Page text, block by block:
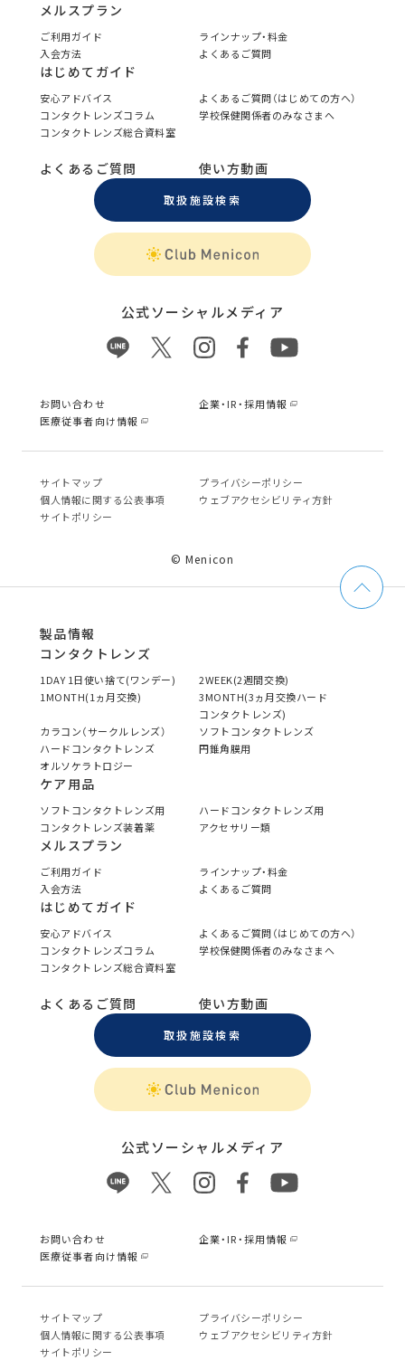
メルスプラン
ご利用ガイド
ラインナップ・料金
入会方法
よくあるご質問
はじめてガイド
安心アドバイス
よくあるご質問（はじめての方へ）
コンタクトレンズコラム
学校保健関係者のみなさまへ
コンタクトレンズ総合資料室
よくあるご質問 使い方動画
取扱施設検索
公式ソーシャルメディア
お問い合わせ
企業・IR・採用情報
医療従事者向け情報
サイトマップ
プライバシーポリシー
個⼈情報に関する公表事項
ウェブアクセシビリティ方針
サイトポリシー
© Menicon
製品情報
コンタクトレンズ
1DAY 1日使い捨て(ワンデー)
2WEEK(2週間交換)
1MONTH(1ヵ月交換)
3MONTH(3ヵ月交換ハード
コンタクトレンズ)
カラコン（サークルレンズ）
ソフトコンタクトレンズ
ハードコンタクトレンズ
円錐角膜用
オルソケラトロジー
ケア用品
ソフトコンタクトレンズ用
ハードコンタクトレンズ用
コンタクトレンズ装着薬
アクセサリー類
メルスプラン
ご利用ガイド
ラインナップ・料金
入会方法
よくあるご質問
はじめてガイド
安心アドバイス
よくあるご質問（はじめての方へ）
コンタクトレンズコラム
学校保健関係者のみなさまへ
コンタクトレンズ総合資料室
よくあるご質問 使い方動画
取扱施設検索
公式ソーシャルメディア
お問い合わせ
企業・IR・採用情報
医療従事者向け情報
サイトマップ
プライバシーポリシー
個⼈情報に関する公表事項
ウェブアクセシビリティ方針
サイトポリシー